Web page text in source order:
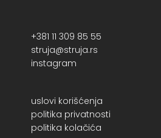
+381 11 309 85 55
struja@struja.rs
instagram
uslovi korišćenja
politika privatnosti
politika kolačića